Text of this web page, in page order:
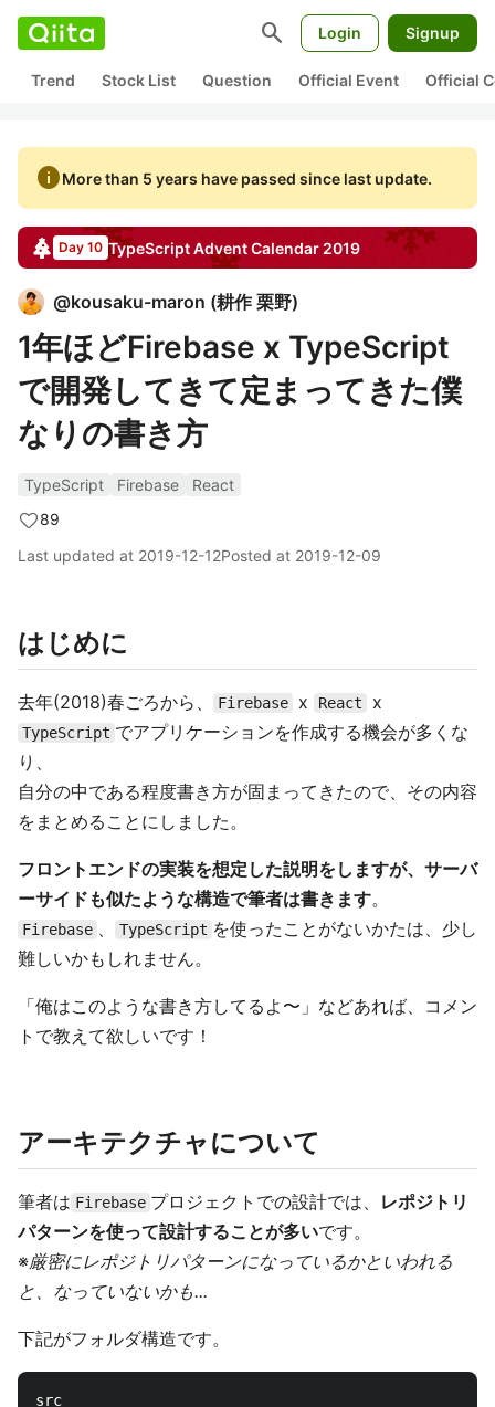
search Login Signup
Trend Stock List Question Official Event Official
infoMore than 5 years have passed since last update.
Day 10 TypeScriptAdvent Calendar 2019
@kousaku-maron (耕作 栗野)
1年ほどFirebase x TypeScript
で開発してきて定まってきた僕
なりの書き方
TypeScript Firebase
React
89
Last updated at 2019-12-12Posted at 2019-12-09
はじめに
去年(2018)春ごろから、 Firebase x React x
TypeScript でアプリケーションを作成する機会が多くな
り、
自分の中である程度書き方が固まってきたので、その内容
をまとめることにしました。
フロントエンドの実装を想定した説明をしますが、サーバ
ーサイドも似たような構造で筆者は書きます。
Firebase 、 TypeScript を使ったことがないかたは、少し
難しいかもしれません。
「俺はこのような書き方してるよ〜」などあれば、コメン
トで教えて欲しいです！
アーキテクチャについて
筆者は Firebase プロジェクトでの設計では、 レポジトリ
パターンを使って設計することが多いです。
※厳密にレポジトリパターンになっているかといわれる
と、なっていないかも...
下記がフォルダ構造です。
src